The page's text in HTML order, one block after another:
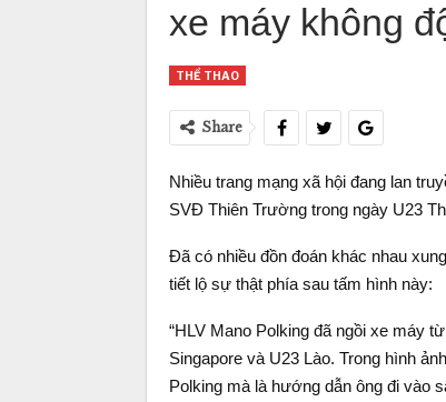
xe máy không
THỂ THAO
Share
Nhiều trang mạng xã hội đang lan
SVĐ Thiên Trường trong ngày U23
Đã có nhiều đồn đoán khác nhau
tiết lộ sự thật phía sau tấm hình này:
“HLV Mano Polking đã ngồi xe máy
Singapore và U23 Lào. Trong hình
Polking mà là hướng dẫn ông đi vào